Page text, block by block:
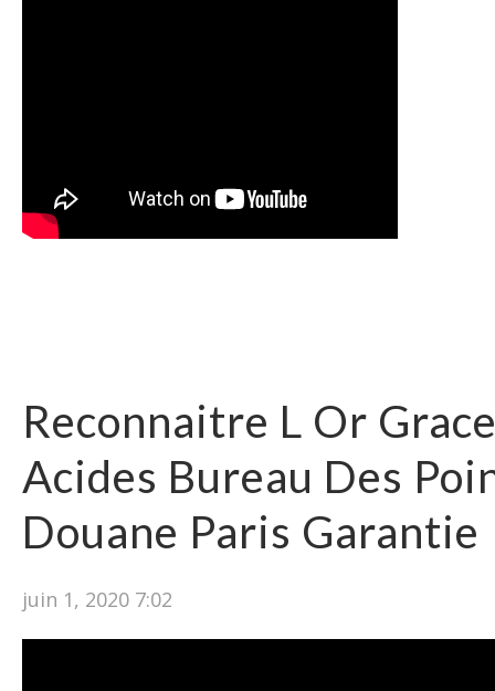
Reconnaitre L Or
Acides Bureau Des
Douane Paris Garantie
juin 1, 2020 7:02